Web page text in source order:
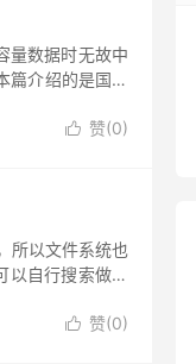
量数据时无故中
篇介绍的是国人
 赞(0)
所以文件系统也
自行搜索做相
 赞(0)